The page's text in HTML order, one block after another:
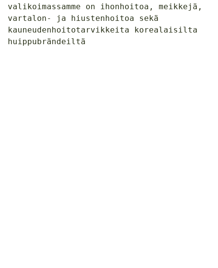
valikoimassamme on ihonhoitoa, meikkejä,
vartalon- ja hiustenhoitoa sekä
kauneudenhoitotarvikkeita korealaisilta
huippubrändeiltä